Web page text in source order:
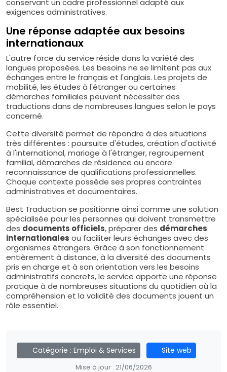
exigences administratives.
Une réponse adaptée aux besoins
internationaux
L'autre force du service réside dans la variété des
langues proposées. Les besoins ne se limitent pas aux
échanges entre le français et l'anglais. Les projets de
mobilité, les études à l'étranger ou certaines
démarches familiales peuvent nécessiter des
traductions dans de nombreuses langues selon le pays
concerné.
Cette diversité permet de répondre à des situations
très différentes : poursuite d'études, création d'activité
à l'international, mariage à l'étranger, regroupement
familial, démarches de résidence ou encore
reconnaissance de qualifications professionnelles.
Chaque contexte possède ses propres contraintes
administratives et documentaires.
Best Traduction se positionne ainsi comme une solution
spécialisée pour les personnes qui doivent transmettre
des documents officiels, préparer des démarches
internationales ou faciliter leurs échanges avec des
organismes étrangers. Grâce à son fonctionnement
entièrement à distance, à la diversité des documents
pris en charge et à son orientation vers les besoins
administratifs concrets, le service apporte une réponse
pratique à de nombreuses situations du quotidien où la
compréhension et la validité des documents jouent un
rôle essentiel.
Catégorie : Emploi & Services Site web
Mise à jour : 21/06/2026